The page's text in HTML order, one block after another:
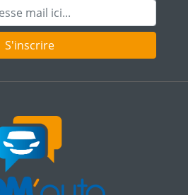
S'inscrire